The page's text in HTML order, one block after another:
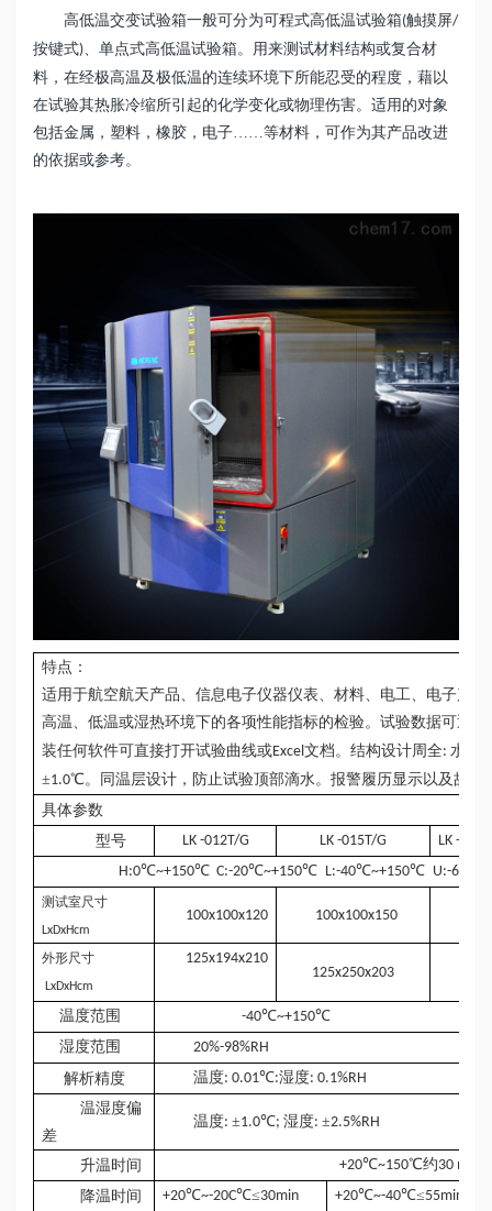
高低温交变试验箱一般可分为可程式高低温试验箱(触摸屏/
按键式) 、单点式高低温试验箱。用来测试材料结构或复合材
料，在经极高温及极低温的连续环境下所能忍受的程度，藉以
在试验其热胀冷缩所引起的化学变化或物理伤害。适用的对象
包括金属，塑料，橡胶，电子……等材料，可作为其产品改进
的依据或参考。
特点：
适用于航空航天产品、信息电子仪器仪表、材料、电工、电子产
高温、低温或湿热环境下的各项性能指标的检验。试验数据可通过
装任何软件可直接打开试验曲线或Excel文档。结构设计周全: 水电
±1.0℃。同温层设计，防止试验顶部滴水。报警履历显示以及故障
具体参数
型号
LK -012T/G LK -015T/G
LK -
H:0℃~+150℃ C:-20℃~+150℃ L:-40℃~+150℃ U:-60
测试室尺寸
LxDxHcm
100x100x120 100x100x150
外形尺寸
LxDxHcm
125x194x210
125x250x203
温度范围 -40℃~+150℃
湿度范围
20%-98%RH
解析精度
温度: 0.01℃:湿度: 0.1%RH
温湿度偏
差
温度: ±1.0℃; 湿度: ±2.5%RH
升温时间 +20℃~150℃约30 min
降温时间
+20℃~-20C℃≤30min +20℃~-40℃≤55min